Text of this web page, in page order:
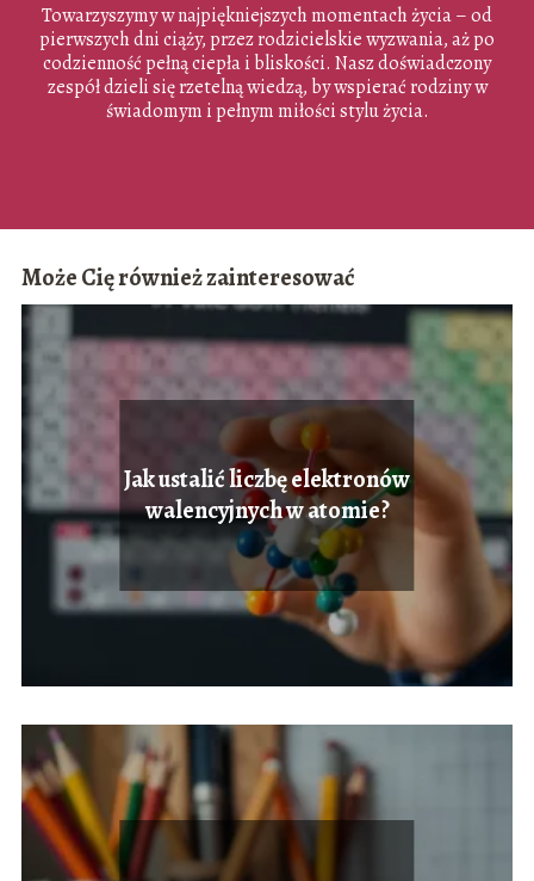
Towarzyszymy w najpiękniejszych momentach życia – od
pierwszych dni ciąży, przez rodzicielskie wyzwania, aż po
codzienność pełną ciepła i bliskości. Nasz doświadczony
zespół dzieli się rzetelną wiedzą, by wspierać rodziny w
świadomym i pełnym miłości stylu życia.
Może Cię również zainteresować
Jak ustalić liczbę elektronów
walencyjnych w atomie?